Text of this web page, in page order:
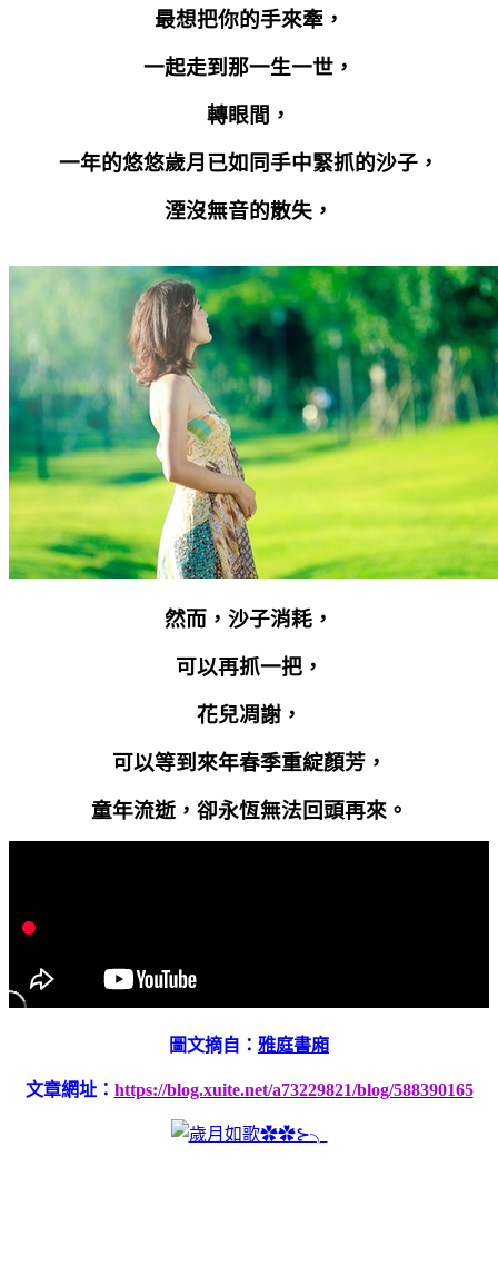
最想把你的手來牽，
一起走到那一生一世，
轉眼間，
一年的悠悠歲月已如同手中緊抓的沙子，
湮沒無音的散失，
然而，沙子消耗，
可以再抓一把，
花兒凋謝，
可以等到來年春季重綻顏芳，
童年流逝，卻永恆無法回頭再來。
圖文摘自： 雅庭書廂
文章網址： https://blog.xuite.net/a73229821/blog/588390165